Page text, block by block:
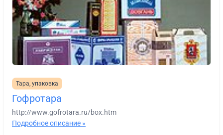
Тара, упаковка
Гофротара
http://www.gofrotara.ru/box.htm
Подробное описание »